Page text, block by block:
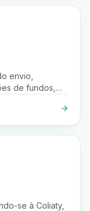
envio,
de fundos,
se à Coliaty,